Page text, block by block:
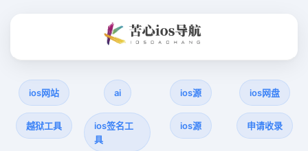
ios网站 ai ios源 ios网盘
越狱工具
ios签名工
具
ios源 申请收录